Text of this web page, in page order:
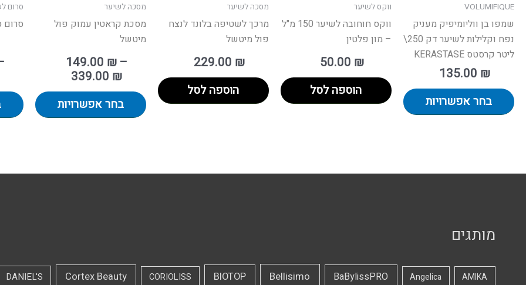
VOLUMIFIQUE
שמפו בן ווליומיפיק מעניק
נפח וקלילות לשיער דק 250\
ליטר קרסטס KERASTASE
135.00 ₪
בחר אפשרויות
בעמוד
המוצר
ווקס לשיער
ווקס חוחובה לשיער 150 מ"ל
– מון פלטין
50.00 ₪
הוספה לסל
מסכה לשיער
מרכך לשטיפה בלונד לנצח
פול מיטשל
229.00 ₪
הוספה לסל
מסכה לשיער
מסכת קראטין עמוק פול
מיטשל
149.00 ₪–
339.00 ₪
בחר אפשרויות
בעמוד
המוצר
סרום
סרום
מותגים
AMIKA
Angelica
BaBylissPRO
Bellisimo
BIOTOP
CORIOLISS
Cortex Beauty
DANIEL'S